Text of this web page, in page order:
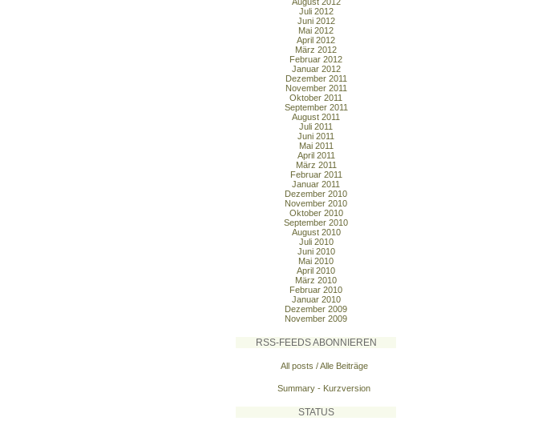
Juli 2012
Juni 2012
Mai 2012
April 2012
März 2012
Februar 2012
Januar 2012
Dezember 2011
November 2011
Oktober 2011
September 2011
August 2011
Juli 2011
Juni 2011
Mai 2011
April 2011
März 2011
Februar 2011
Januar 2011
Dezember 2010
November 2010
Oktober 2010
September 2010
August 2010
Juli 2010
Juni 2010
Mai 2010
April 2010
März 2010
Februar 2010
Januar 2010
Dezember 2009
November 2009
RSS-FEEDS ABONNIEREN
All posts / Alle Beiträge
Summary - Kurzversion
STATUS